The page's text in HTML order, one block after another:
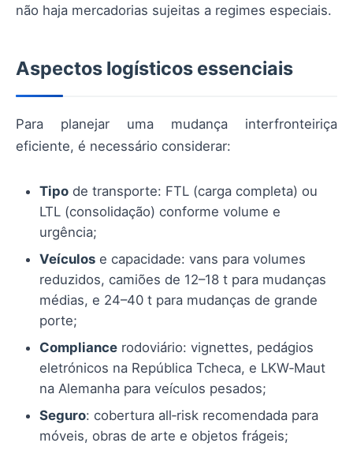
não haja mercadorias sujeitas a regimes especiais.
Aspectos logísticos essenciais
Para planejar uma mudança interfronteiriça
eficiente, é necessário considerar:
Tipo de transporte: FTL (carga completa) ou
LTL (consolidação) conforme volume e
urgência;
Veículos e capacidade: vans para volumes
reduzidos, camiões de 12–18 t para mudanças
médias, e 24–40 t para mudanças de grande
porte;
Compliance rodoviário: vignettes, pedágios
eletrónicos na República Tcheca, e LKW‑Maut
na Alemanha para veículos pesados;
Seguro: cobertura all‑risk recomendada para
móveis, obras de arte e objetos frágeis;